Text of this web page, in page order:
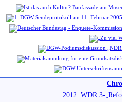
2012: WDR 3-